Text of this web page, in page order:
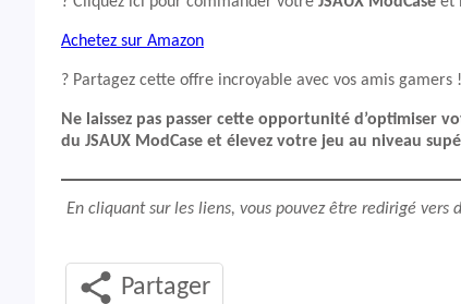
Achetez sur Amazon
? Partagez cette offre incroyable avec vos amis gamers !
Ne laissez pas passer cette opportunité d’optimiser
du JSAUX ModCase et élevez votre jeu au niveau
En cliquant sur les liens, vous pouvez être redirigé
Partager